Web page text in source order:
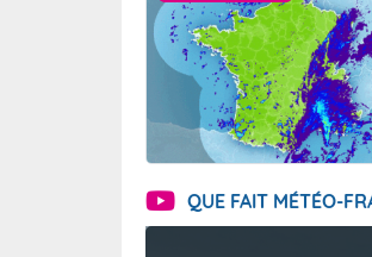
QUE FAIT MÉTÉO-